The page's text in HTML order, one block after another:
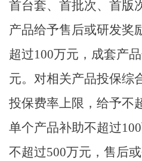
首台套、首批次、首版
产品给予售后或研发奖
超过100万元，成套产
元。对相关产品投保综
投保费率上限，给予不
单个产品补助不超过100
不超过500万元，售后